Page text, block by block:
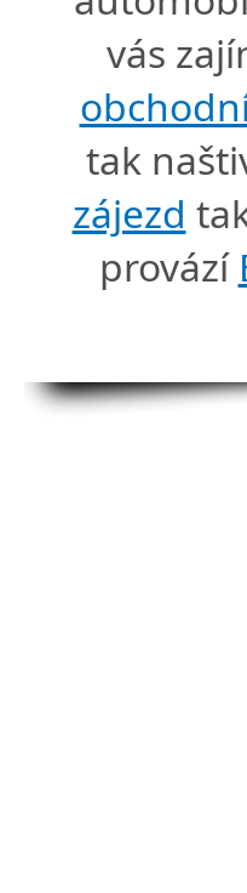
vás
tak
zájezd
provází